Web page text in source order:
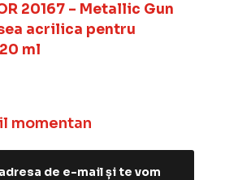
20167 – Metallic Gun
acrilica pentru
ml
momentan
de e-mail și te vom